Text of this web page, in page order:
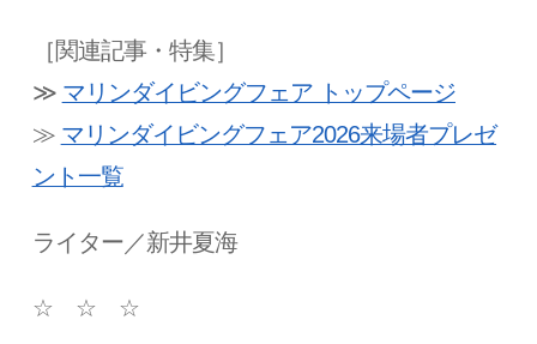
［関連記事・特集］
≫ マリンダイビングフェア トップページ
≫ マリンダイビングフェア2026来場者プレゼ
ント一覧
ライター／新井夏海
☆ ☆ ☆